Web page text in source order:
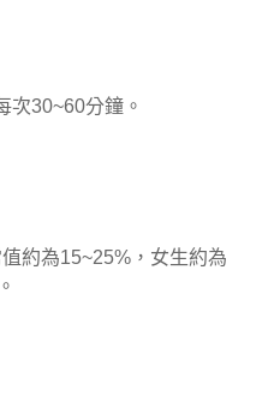
次30~60分鐘。
約為15~25%，女生約為